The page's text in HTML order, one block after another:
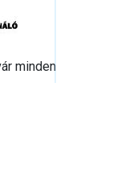
minden